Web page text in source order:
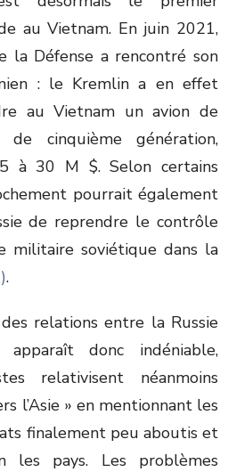
au Vietnam. En juin 2021,
la Défense a rencontré son
: le Kremlin a en effet
au Vietnam un avion de
de cinquième génération,
à 30 M $. Selon certains
pourrait également
de reprendre le contrôle
militaire soviétique dans la
.
relations entre la Russie
apparaît donc indéniable,
relativisent néanmoins
l’Asie » en mentionnant les
finalement peu aboutis et
les pays. Les problèmes